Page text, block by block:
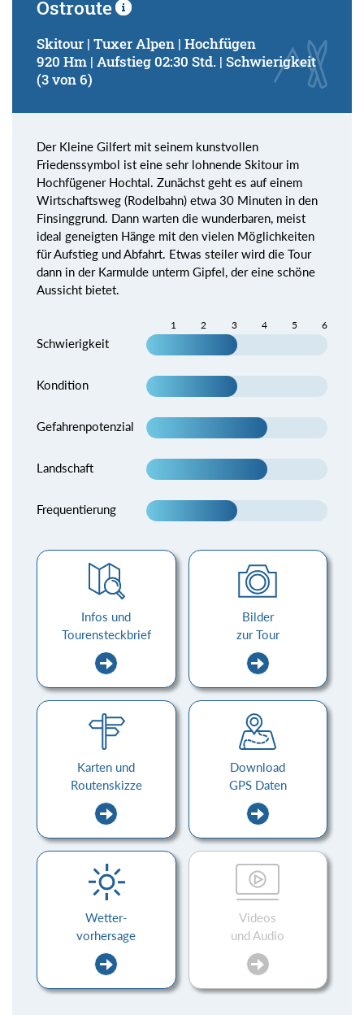
Ostroute
Skitour | Tuxer Alpen | Hochfügen
920 Hm | Aufstieg 02:30 Std. | Schwierigkeit
(3 von 6)
Der Kleine Gilfert mit seinem kunstvollen
Friedenssymbol ist eine sehr lohnende Skitour im
Hochfügener Hochtal. Zunächst geht es auf einem
Wirtschaftsweg (Rodelbahn) etwa 30 Minuten in den
Finsinggrund. Dann warten die wunderbaren, meist
ideal geneigten Hänge mit den vielen Möglichkeiten
für Aufstieg und Abfahrt. Etwas steiler wird die Tour
dann in der Karmulde unterm Gipfel, der eine schöne
Aussicht bietet.
1 2 3 4 5 6
Schwierigkeit
Kondition
Gefahrenpotenzial
Landschaft
Frequentierung
Infos und
Tourensteckbrief
Bilder
zur Tour
Karten und
Routenskizze
Download
GPS Daten
Wetter-
vorhersage
Videos
und Audio